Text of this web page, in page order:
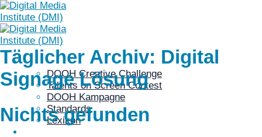
Skip
to
content
DOOH
DOOH Creative Challenge
Talents on Screen Contest
DOOH Kampagne
Standards
Lexikon
Täglicher Archiv: Digital
Signage Lösung
Nichts gefunden